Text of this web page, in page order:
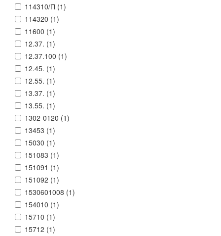
114310/П (1)
114320 (1)
11600 (1)
12.37. (1)
12.37.100 (1)
12.45. (1)
12.55. (1)
13.37. (1)
13.55. (1)
1302-0120 (1)
13453 (1)
15030 (1)
151083 (1)
151091 (1)
151092 (1)
1530601008 (1)
154010 (1)
15710 (1)
15712 (1)